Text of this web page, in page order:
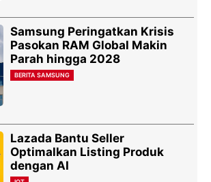
Samsung Peringatkan Krisis
Pasokan RAM Global Makin
Parah hingga 2028
BERITA SAMSUNG
Lazada Bantu Seller
Optimalkan Listing Produk
dengan AI